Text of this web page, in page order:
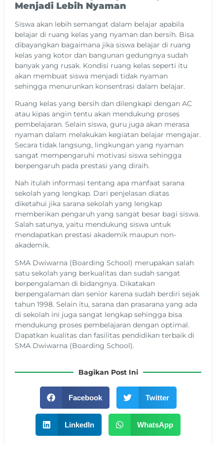
Menjadi Lebih Nyaman
Siswa akan lebih semangat dalam belajar apabila
belajar di ruang kelas yang nyaman dan bersih. Bisa
dibayangkan bagaimana jika siswa belajar di ruang
kelas yang kotor dan bangunan gedungnya sudah
banyak yang rusak. Kondisi ruang kelas seperti itu
akan membuat siswa menjadi tidak nyaman
sehingga menurunkan konsentrasi dalam belajar.
Ruang kelas yang bersih dan dilengkapi dengan AC
atau kipas angin tentu akan mendukung proses
pembelajaran. Selain siswa, guru juga akan merasa
nyaman dalam melakukan kegiatan belajar mengajar.
Secara tidak langsung, lingkungan yang nyaman
sangat mempengaruhi motivasi siswa sehingga
berpengaruh pada prestasi yang diraih.
Nah itulah informasi tentang apa manfaat sarana
sekolah yang lengkap. Dari penjelasan diatas
diketahui jika sarana sekolah yang lengkap
memberikan pengaruh yang sangat besar bagi siswa.
Salah satunya, yaitu mendukung siswa untuk
mendapatkan prestasi akademik maupun non-
akademik.
SMA Dwiwarna (Boarding School) merupakan salah
satu sekolah yang berkualitas dan sudah sangat
berpengalaman di bidangnya. Dikatakan
berpengalaman dan senior karena sudah berdiri sejak
tahun 1998. Selain itu, sarana dan prasarana yang ada
di sekolah ini juga sangat lengkap sehingga bisa
mendukung proses pembelajaran dengan optimal.
Dapatkan kualitas dan fasilitas pendidikan terbaik di
SMA Dwiwarna (Boarding School).
Bagikan Post Ini
Facebook Twitter
LinkedIn WhatsApp